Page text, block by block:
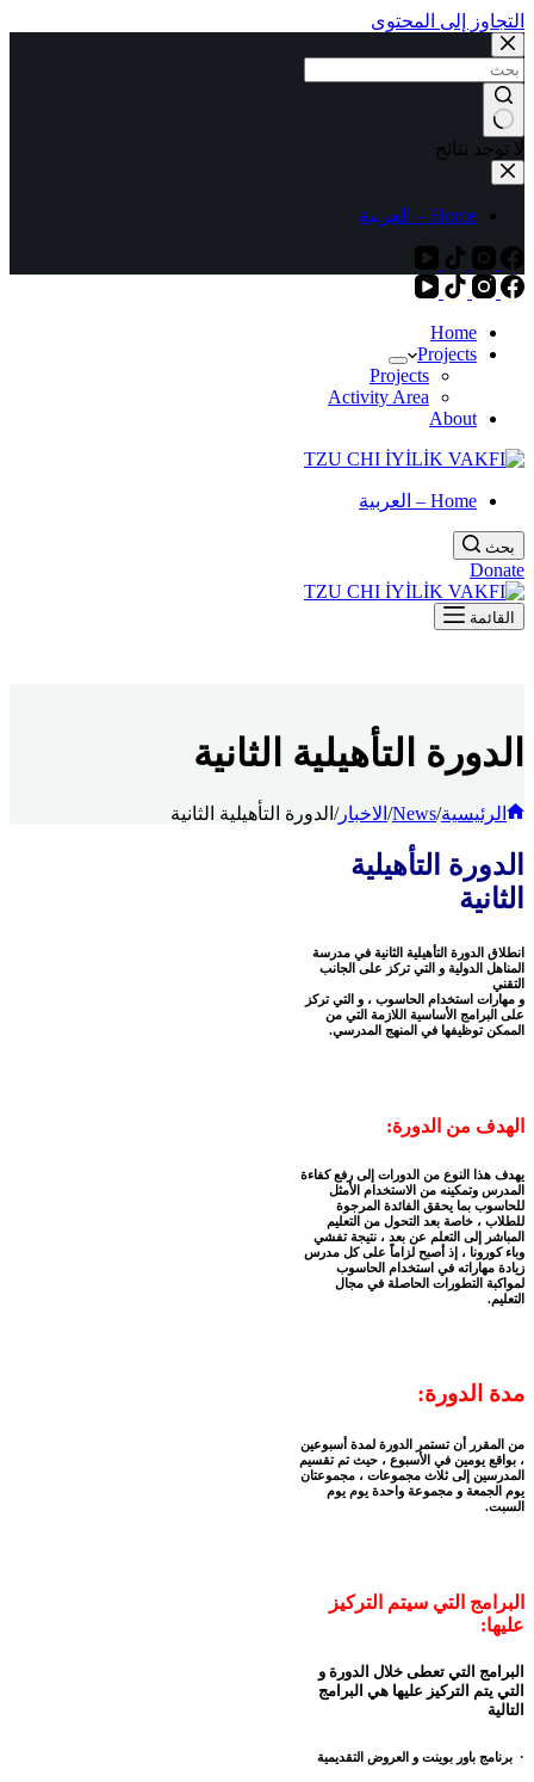
التجاوز إلى المحتوى
لا توجد نتائج
Home – العربية
Home
Projects
Projects
Activity Area
About
Home – العربية
بحث
Donate
القائمة
الدورة التأهيلية الثانية
الرئيسية/
News
/ الاخبار/ الدورة التأهيلية الثانية
الدورة التأهيلية
الثانية
انطلاق الدورة التأهيلية الثانية في مدرسة
المناهل الدولية و التي تركز على الجانب
التقني
و مهارات استخدام الحاسوب ، و التي تركز
على البرامج الأساسية اللازمة التي من
الممكن توظيفها في المنهج المدرسي.
الهدف من الدورة:
يهدف هذا النوع من الدورات إلى رفع كفاءة
المدرس وتمكينه من الاستخدام الأمثل
للحاسوب بما يحقق الفائدة المرجوة
للطلاب ، خاصة بعد التحول من التعليم
المباشر إلى التعلم عن بعد ، نتيجة تفشي
وباء كورونا ، إذ أصبح لزاماً على كل مدرس
زيادة مهاراته في استخدام الحاسوب
لمواكبة التطورات الحاصلة في مجال
التعليم.
مدة الدورة:
من المقرر أن تستمر الدورة لمدة أسبوعين
، بواقع يومين في الأسبوع ، حيث تم تقسيم
المدرسين إلى ثلاث مجموعات ، مجموعتان
يوم الجمعة و مجموعة واحدة يوم يوم
السبت.
البرامج التي سيتم التركيز
عليها:
البرامج التي تعطى خلال الدورة و
التي يتم التركيز عليها هي البرامج
التالية
· برنامج باور بوينت و العروض التقديمية